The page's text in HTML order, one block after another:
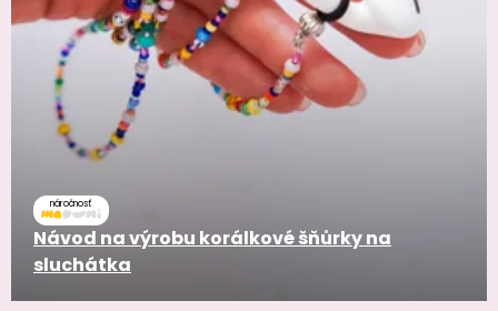
náročnosť
Návod na výrobu korálkové šňůrky na
sluchátka